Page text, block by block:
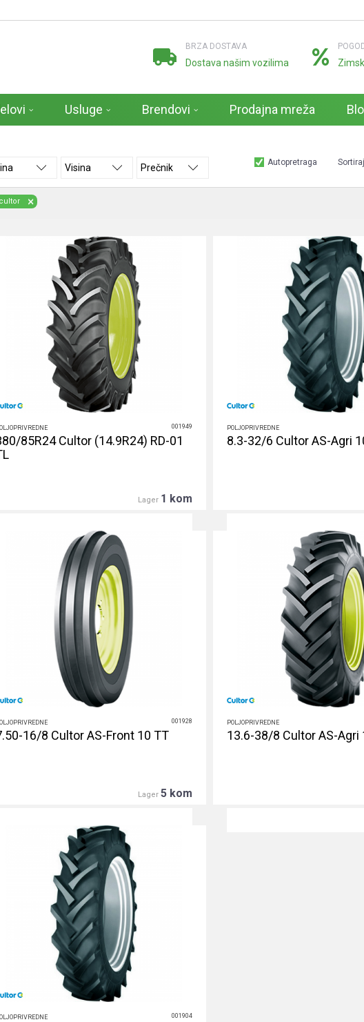
BRZA DOSTAVA
Dostava našim vozilima
Usluge Brendovi Prodajna mreža
Autopretraga Sortiraj
Visina Prečnik
cultor
001949
85R24 Cultor (14.9R24) RD-01
Lager 1 kom
POLJOPRIVREDNE
8.3-32/6 Cultor AS-Agri
001928
16/8 Cultor AS-Front 10 TT
Lager 5 kom
POLJOPRIVREDNE
13.6-38/8 Cultor AS-Agri
001904